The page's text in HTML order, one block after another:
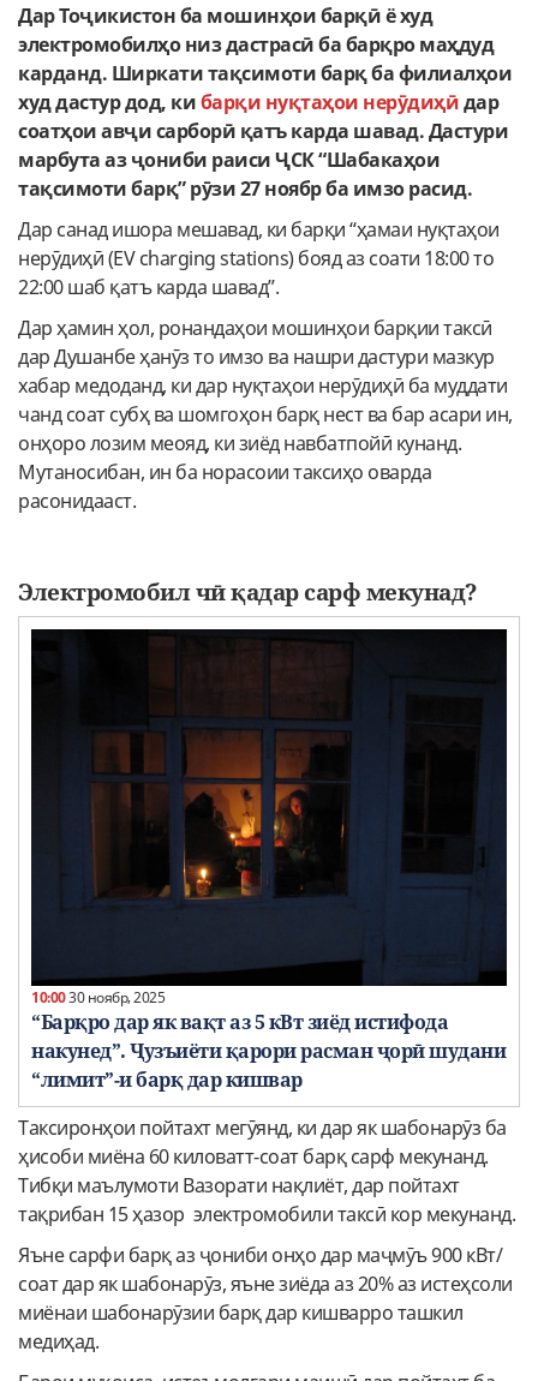
Дар Тоҷикистон ба мошинҳои барқӣ ё худ
электромобилҳо низ дастрасӣ ба барқро маҳдуд
карданд. Ширкати тақсимоти барқ ба филиалҳои
худ дастур дод, кибарқи нуқтаҳои нерӯдиҳӣдар
соатҳои авҷи сарборӣ қатъ карда шавад. Дастури
марбута аз ҷониби раиси ҶСК “Шабакаҳои
тақсимоти барқ” рӯзи 27 ноябр ба имзо расид.
Дар санад ишора мешавад, ки барқи “ҳамаи нуқтаҳои
нерӯдиҳӣ (EV charging stations) бояд аз соати 18:00 то
22:00 шаб қатъ карда шавад”.
Дар ҳамин ҳол, ронандаҳои мошинҳои барқии таксӣ
дар Душанбе ҳанӯз то имзо ва нашри дастури мазкур
хабар медоданд, ки дар нуқтаҳои нерӯдиҳӣ ба муддати
чанд соат субҳ ва шомгоҳон барқ нест ва бар асари ин,
онҳоро лозим меояд, ки зиёд навбатпойӣ кунанд.
Мутаносибан, ин ба норасоии таксиҳо оварда
расонидааст.
Электромобил чӣ қадар сарф мекунад?
10:0030 ноябр, 2025
“Барқро дар як вақт аз 5 кВт зиёд истифода
накунед”. Ҷузъиёти қарори расман ҷорӣ шудани
“лимит”-и барқ дар кишвар
Таксиронҳои пойтахт мегӯянд, ки дар як шабонарӯз ба
ҳисоби миёна 60 киловатт-соат барқ сарф мекунанд.
Тибқи маълумоти Вазорати нақлиёт, дар пойтахт
тақрибан 15 ҳазор электромобили таксӣ кор мекунанд.
Яъне сарфи барқ аз ҷониби онҳо дар маҷмӯъ 900 кВт/
соат дар як шабонарӯз, яъне зиёда аз 20% аз истеҳсоли
миёнаи шабонарӯзии барқ дар кишварро ташкил
медиҳад.